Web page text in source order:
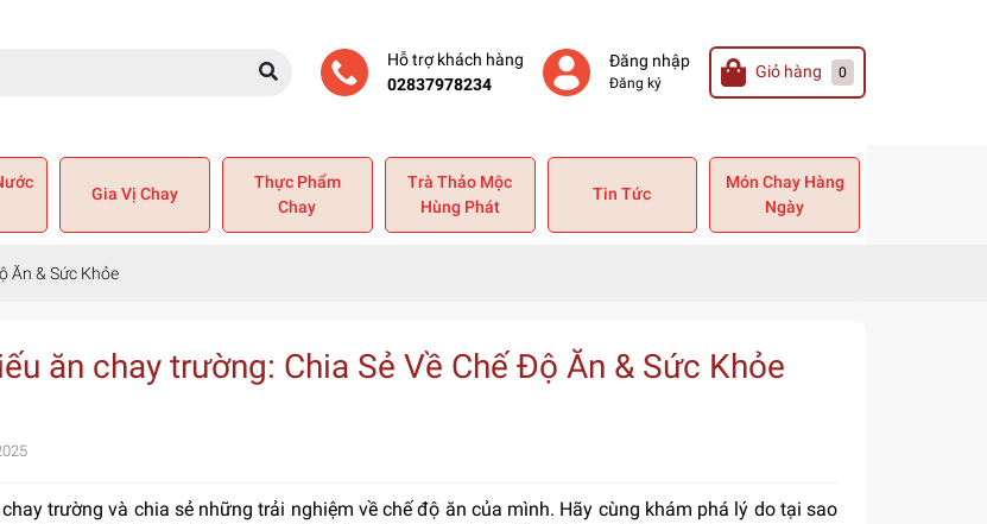
Hỗ trợ khách hàng
02837978234
Đăng nhập
Đăng ký
Giỏ hàng 0
Gia Vị Chay
Thực Phẩm
Chay
Trà Thảo Mộc
Hùng Phát
Tin Tức
Món Chay Hàng
Ngày
Ăn & Sức Khỏe
ăn chay trường: Chia Sẻ Về Chế Độ Ăn & Sức Khỏe
trường và chia sẻ những trải nghiệm về chế độ ăn của mình. Hãy cùng khám phá lý do tại sao